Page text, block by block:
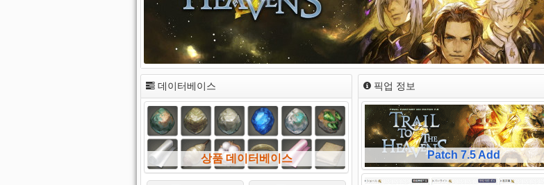
데이터베이스
상품 데이터베이스
픽업 정보
Patch 7.5 Add